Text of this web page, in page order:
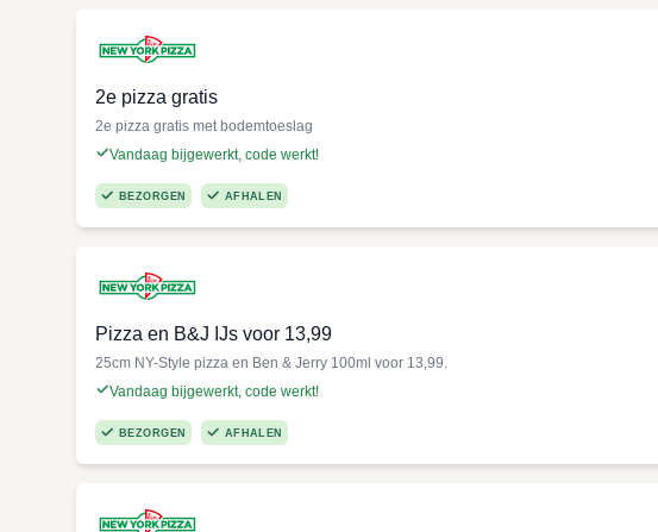
2e pizza gratis
2e pizza gratis met bodemtoeslag
Vandaag bijgewerkt, code werkt!
BEZORGEN AFHALEN
Pizza en B&J IJs voor 13,99
25cm NY-Style pizza en Ben & Jerry 100ml voor 13,99.
Vandaag bijgewerkt, code werkt!
BEZORGEN AFHALEN